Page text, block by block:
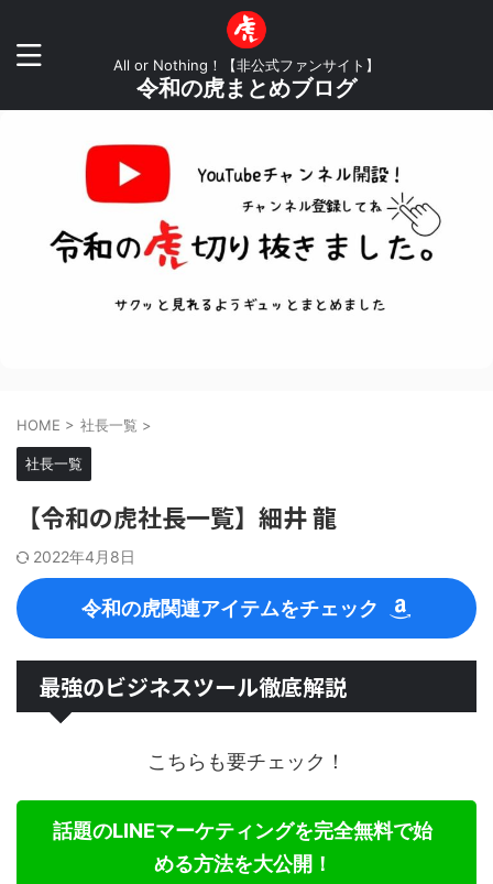
All or Nothing！【非公式ファンサイト】
令和の虎まとめブログ
HOME > 社長一覧 >
社長一覧
【令和の虎社長一覧】細井 龍
2022年4月8日
令和の虎関連アイテムをチェック
最強のビジネスツール徹底解説
こちらも要チェック！
話題のLINEマーケティングを完全無料で始
める方法を大公開！